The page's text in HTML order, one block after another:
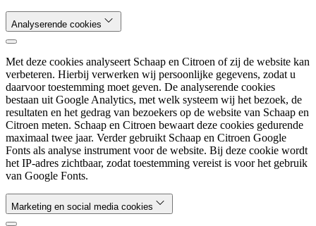
Analyserende cookies
Met deze cookies analyseert Schaap en Citroen of zij de website kan
verbeteren. Hierbij verwerken wij persoonlijke gegevens, zodat u
daarvoor toestemming moet geven. De analyserende cookies
bestaan uit Google Analytics, met welk systeem wij het bezoek, de
resultaten en het gedrag van bezoekers op de website van Schaap en
Citroen meten. Schaap en Citroen bewaart deze cookies gedurende
maximaal twee jaar. Verder gebruikt Schaap en Citroen Google
Fonts als analyse instrument voor de website. Bij deze cookie wordt
het IP-adres zichtbaar, zodat toestemming vereist is voor het gebruik
van Google Fonts.
Marketing en social media cookies